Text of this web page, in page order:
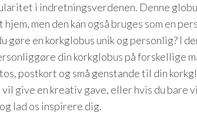
i indretningsverdenen. Denne
men den kan også bruges som en
gøre en korkglobus unik og personlig? I
din korkglobus på forskellige
postkort og små genstande til din
give en kreativ gave, eller hvis du bare
lad os inspirere dig.